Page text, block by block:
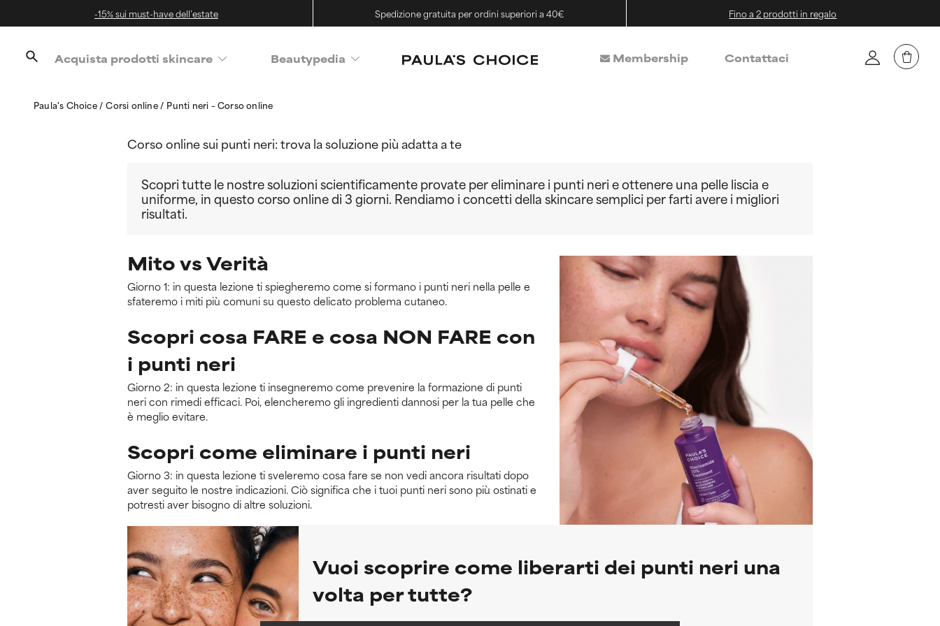
-15% sui must-have dell’estate Spedizione gratuita per ordini superiori a 40€ Fino a 2 prodotti in regalo
Acquista prodotti skincare Beautypedia Membership Contattaci
Paula's Choice Corsi online Punti neri – Corso online
Corso online sui punti neri: trova la soluzione più adatta a te
Scopri tutte le nostre soluzioni scientificamente provate per eliminare i punti neri e ottenere una pelle liscia e
uniforme, in questo corso online di 3 giorni. Rendiamo i concetti della skincare semplici per farti avere i migliori
risultati.
Mito vs Verità
Giorno 1: in questa lezione ti spiegheremo come si formano i punti neri nella pelle e
sfateremo i miti più comuni su questo delicato problema cutaneo.
Scopri cosa FARE e cosa NON FARE con
i punti neri
Giorno 2: in questa lezione ti insegneremo come prevenire la formazione di punti
neri con rimedi efficaci. Poi, elencheremo gli ingredienti dannosi per la tua pelle che
è meglio evitare.
Scopri come eliminare i punti neri
Giorno 3: in questa lezione ti sveleremo cosa fare se non vedi ancora risultati dopo
aver seguito le nostre indicazioni. Ciò significa che i tuoi punti neri sono più ostinati e
potresti aver bisogno di altre soluzioni.
Vuoi scoprire come liberarti dei punti neri una
volta per tutte?